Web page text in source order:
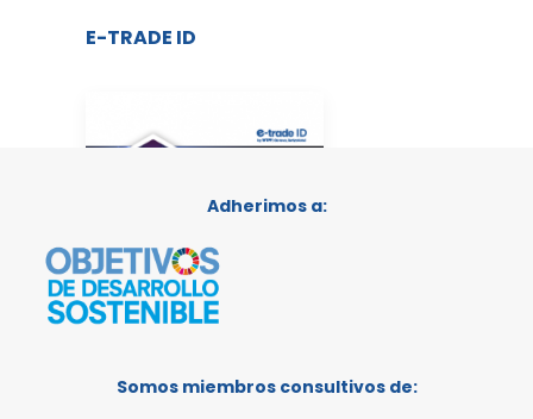
E-TRADE ID
Adherimos a:
Somos miembros consultivos de: